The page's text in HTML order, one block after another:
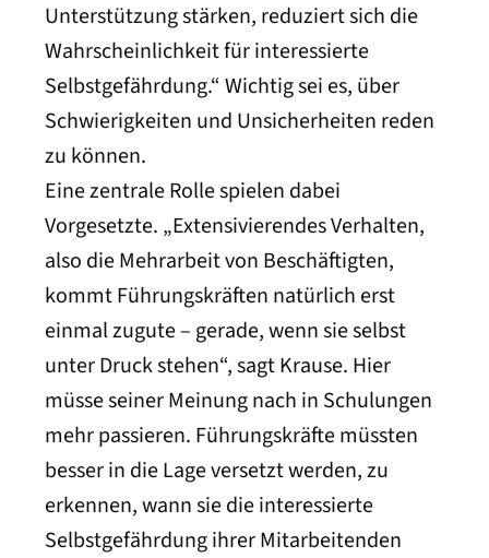
Unterstützung stärken, reduziert sich die
Wahrscheinlichkeit für interessierte
Selbstgefährdung.“ Wichtig sei es, über
Schwierigkeiten und Unsicherheiten reden
zu können.
Eine zentrale Rolle spielen dabei
Vorgesetzte. „Extensivierendes Verhalten,
also die Mehrarbeit von Beschäftigten,
kommt Führungskräften natürlich erst
einmal zugute – gerade, wenn sie selbst
unter Druck stehen“, sagt Krause. Hier
müsse seiner Meinung nach in Schulungen
mehr passieren. Führungskräfte müssten
besser in die Lage versetzt werden, zu
erkennen, wann sie die interessierte
Selbstgefährdung ihrer Mitarbeitenden